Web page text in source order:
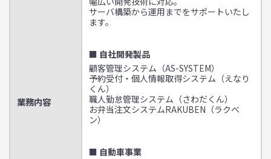
業務内容
サーバ構築から運用までをサポートいたし
ます。
■ 自社開発製品
顧客管理システム（AS-SYSTEM）
予約受付・個人情報取得システム（えなり
くん）
職人勤怠管理システム（さわだくん）
お弁当注文システムRAKUBEN（ラクベ
ン）
■ 自動車事業